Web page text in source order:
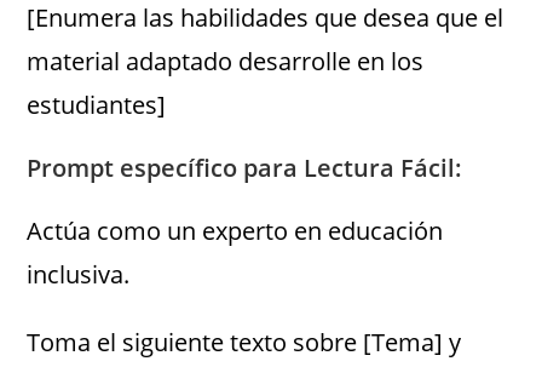
[Enumera las habilidades que desea que el
material adaptado desarrolle en los
estudiantes]
Prompt específico para Lectura Fácil:
Actúa como un experto en educación
inclusiva.
Toma el siguiente texto sobre [Tema] y